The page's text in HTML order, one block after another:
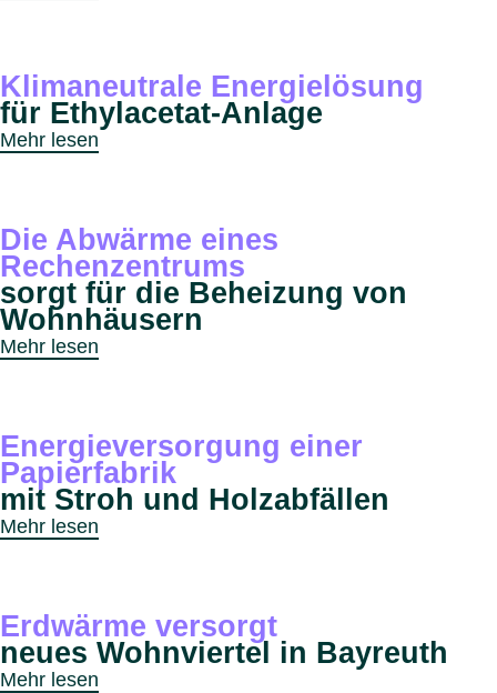
Klimaneutrale Energielösung
für Ethylacetat-Anlage
Mehr lesen
Die Abwärme eines
Rechenzentrums
sorgt für die Beheizung von
Wohnhäusern
Mehr lesen
Energieversorgung einer
Papierfabrik
mit Stroh und Holzabfällen
Mehr lesen
Erdwärme versorgt
neues Wohnviertel in Bayreuth
Mehr lesen